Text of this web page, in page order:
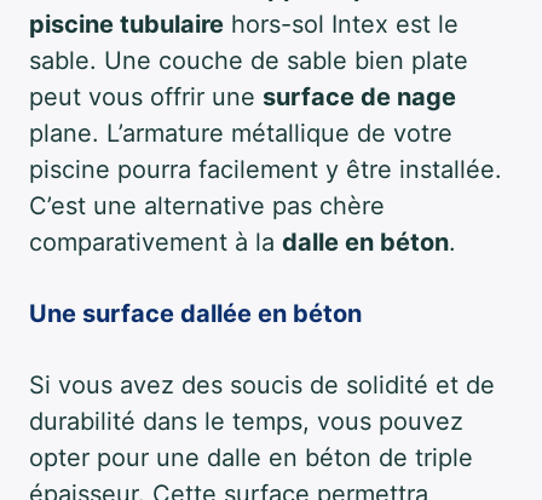
piscine tubulaire hors-sol Intex est le
sable. Une couche de sable bien plate
peut vous offrir une surface de nage
plane. L’armature métallique de votre
piscine pourra facilement y être installée.
C’est une alternative pas chère
comparativement à la dalle en béton.
Une surface dallée en béton
Si vous avez des soucis de solidité et de
durabilité dans le temps, vous pouvez
opter pour une dalle en béton de triple
épaisseur. Cette surface permettra